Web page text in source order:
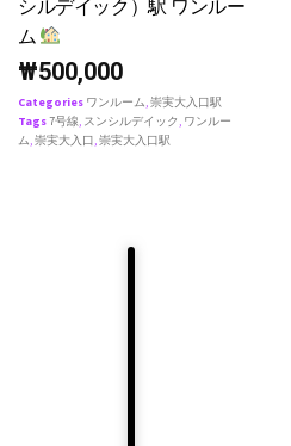
シルデイック）駅 ワンルー
ム
₩500,000
Categories ワンルーム,崇実大入口駅
Tags7号線, スンシルデイック , ワンルー
ム,崇実大入口,崇実大入口駅